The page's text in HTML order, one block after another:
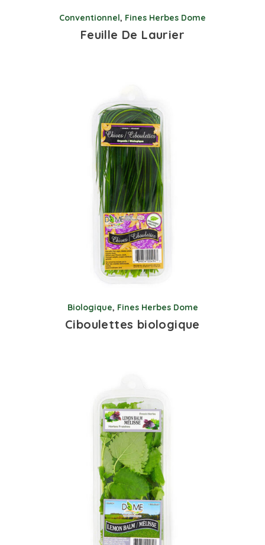
Conventionnel, Fines Herbes Dome
Feuille De Laurier
Biologique, Fines Herbes Dome
Ciboulettes biologique